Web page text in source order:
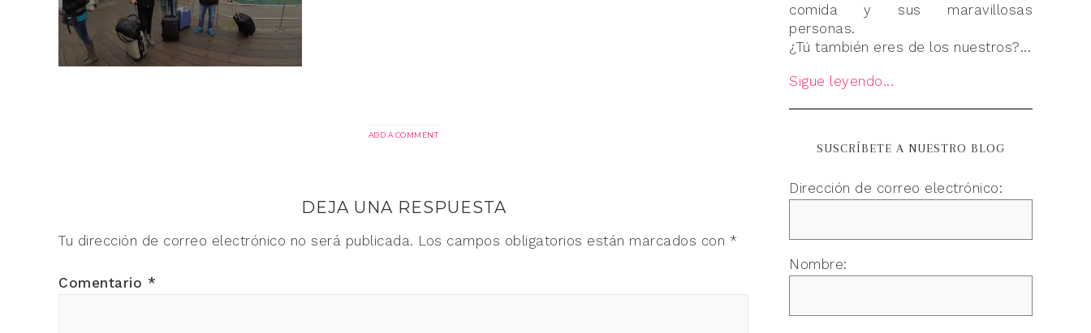
ADD A COMMENT
DEJA UNA RESPUESTA
Tu dirección de correo electrónico no será publicada. Los campos obligatorios están marcados con *
Comentario *
comida y sus maravillosas
personas.
¿Tú también eres de los nuestros?...
Sigue leyendo...
SUSCRÍBETE A NUESTRO BLOG
Dirección de correo electrónico:
Nombre: